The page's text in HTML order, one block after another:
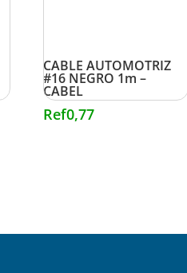
CABLE AUTOMOTRIZ
#16 NEGRO 1m –
CABEL
Ref0,77